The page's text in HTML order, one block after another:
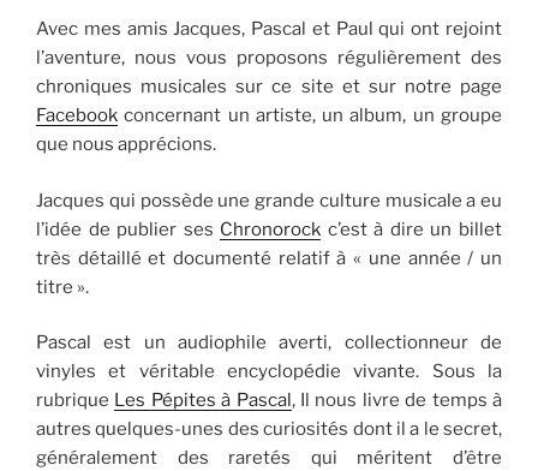
Avec mes amis Jacques, Pascal et Paul qui ont rejoint
l’aventure, nous vous proposons régulièrement des
chroniques musicales sur ce site et sur notre page
Facebook concernant un artiste, un album, un groupe
que nous apprécions.
Jacques qui possède une grande culture musicale a eu
l’idée de publier ses Chronorock c’est à dire un billet
très détaillé et documenté relatif à « une année / un
titre ».
Pascal est un audiophile averti, collectionneur de
vinyles et véritable encyclopédie vivante. Sous la
rubrique Les Pépites à Pascal, Il nous livre de temps à
autres quelques-unes des curiosités dont il a le secret,
généralement des raretés qui méritent d’être